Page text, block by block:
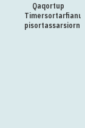
Qaqortup
Timersortarfianut
pisortassarsiorneq